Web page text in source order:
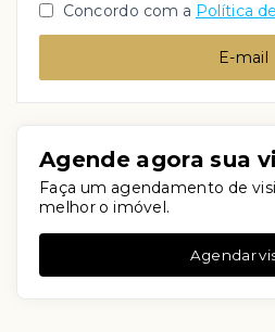
Concordo com a Política
E-mail
Agende agora sua
Faça um agendamento de
melhor o imóvel.
Agendar